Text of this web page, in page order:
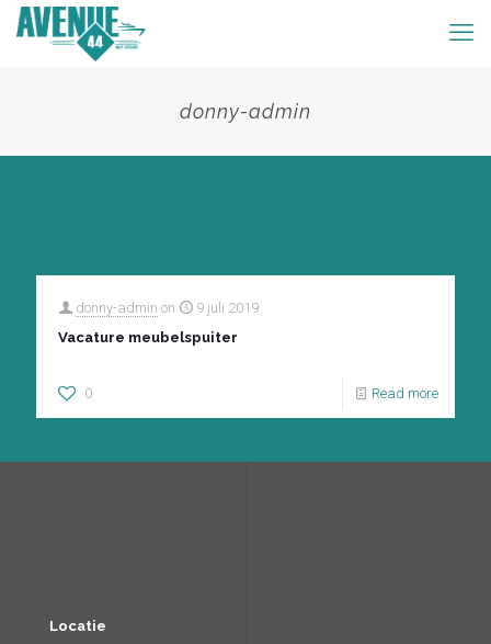
donny-admin
donny-admin on
9 juli 2019
Vacature meubelspuiter
0 Read more
Locatie